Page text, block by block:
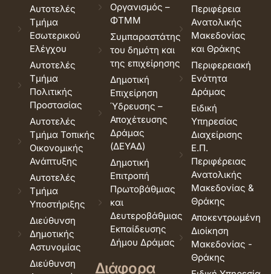
Αυτοτελές
Τμήμα
Εσωτερικού
Ελέγχου
Αυτοτελές
Τμήμα
Πολιτικής
Προστασίας
Αυτοτελές
Τμήμα Τοπικής
Οικονομικής
Ανάπτυξης
Αυτοτελές
Τμήμα
Υποστήριξης
Διεύθυνση
Δημοτικής
Αστυνομίας
Διεύθυνση
Οργανισμός –
ΦΤΜΜ
Συμπαραστάτης
του δημότη και
της επιχείρησης
Δημοτική
Επιχείρηση
Ύδρευσης –
Αποχέτευσης
Δράμας
(ΔΕΥΑΔ)
Δημοτική
Επιτροπή
Πρωτοβάθμιας
και
Δευτεροβάθμιας
Εκπαίδευσης
Δήμου Δράμας
Διάφορα
Περιφέρεια
Ανατολικής
Μακεδονίας
και Θράκης
Περιφερειακή
Ενότητα
Δράμας
Ειδική
Υπηρεσίας
Διαχείρισης
Ε.Π.
Περιφέρειας
Ανατολικής
Μακεδονίας &
Θράκης
Αποκεντρωμένη
Διοίκηση
Μακεδονίας -
Θράκης